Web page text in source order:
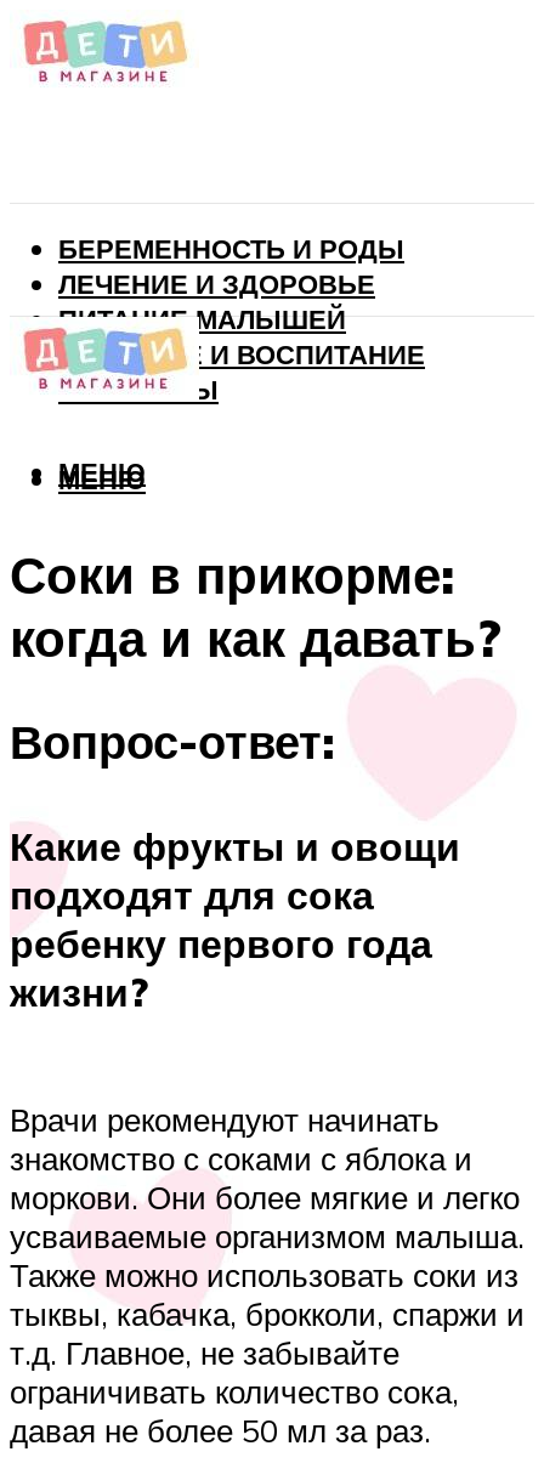
БЕРЕМЕННОСТЬ И РОДЫ
ЛЕЧЕНИЕ И ЗДОРОВЬЕ
ПИТАНИЕ МАЛЫШЕЙ
РАЗВИТИЕ И ВОСПИТАНИЕ
ВИТАМИНЫ
МЕНЮ
МЕНЮ
Соки в прикорме:
когда и как давать?
Вопрос-ответ:
Какие фрукты и овощи
подходят для сока
ребенку первого года
жизни?
Врачи рекомендуют начинать
знакомство с соками с яблока и
моркови. Они более мягкие и легко
усваиваемые организмом малыша.
Также можно использовать соки из
тыквы, кабачка, брокколи, спаржи и
т.д. Главное, не забывайте
ограничивать количество сока,
давая не более 50 мл за раз.